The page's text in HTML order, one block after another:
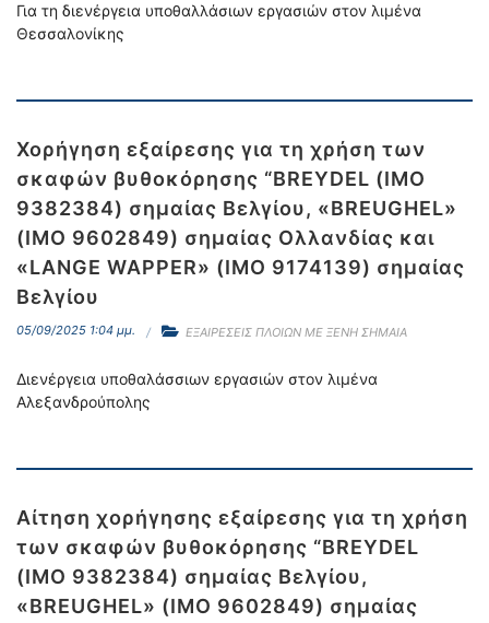
Για τη διενέργεια υποθαλλάσιων εργασιών στον λιμένα
Θεσσαλονίκης
Χορήγηση εξαίρεσης για τη χρήση των
σκαφών βυθοκόρησης “BREYDEL (IMO
9382384) σημαίας Βελγίου, «BREUGHEL»
(ΙΜΟ 9602849) σημαίας Ολλανδίας και
«LANGE WAPPER» (ΙΜΟ 9174139) σημαίας
Βελγίου
05/09/2025 1:04 μμ. ΕΞΑΙΡΕΣΕΙΣ ΠΛΟΙΩΝ ΜΕ ΞΕΝΗ ΣΗΜΑΙΑ
Διενέργεια υποθαλάσσιων εργασιών στον λιμένα
Αλεξανδρούπολης
Αίτηση χορήγησης εξαίρεσης για τη χρήση
των σκαφών βυθοκόρησης “BREYDEL
(IMO 9382384) σημαίας Βελγίου,
«BREUGHEL» (ΙΜΟ 9602849) σημαίας